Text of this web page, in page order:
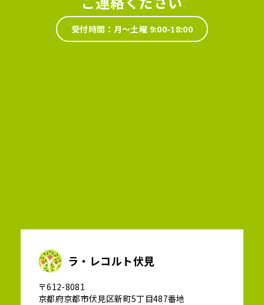
受付時間：月～土曜 9:00-18:00
ラ・レコルト伏見
〒612-8081
京都府京都市伏見区新町5丁目487番地